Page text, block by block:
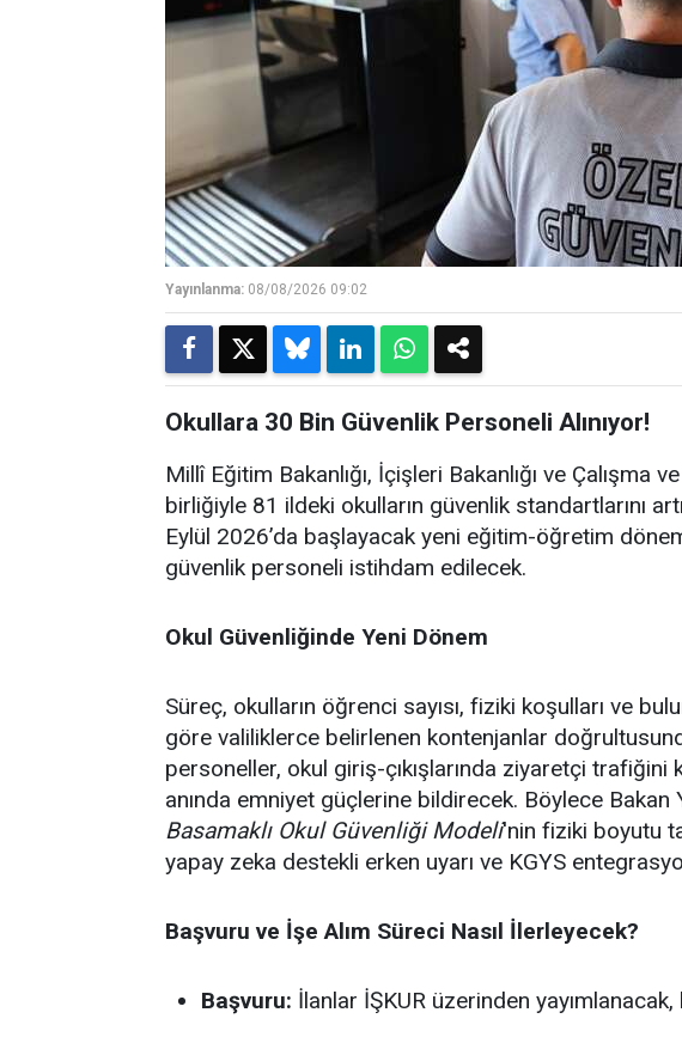
Yayınlanma: 08/08/2026 09:02
Okullara 30 Bin Güvenlik Personeli Alınıyor!
Millî Eğitim Bakanlığı, İçişleri Bakanlığı ve Çalışma
birliğiyle 81 ildeki okulların güvenlik standartlarını
Eylül 2026’da başlayacak yeni eğitim-öğretim
güvenlik personeli istihdam edilecek.
Okul Güvenliğinde Yeni Dönem
Süreç, okulların öğrenci sayısı, fiziki koşulları ve
göre valiliklerce belirlenen kontenjanlar
personeller, okul giriş-çıkışlarında ziyaretçi
anında emniyet güçlerine bildirecek. Böylece Bakan
Basamaklı Okul Güvenliği Modeli'nin fiziki boyutu
yapay zeka destekli erken uyarı ve KGYS
Başvuru ve İşe Alım Süreci Nasıl İlerleyecek?
Başvuru: İlanlar İŞKUR üzerinden